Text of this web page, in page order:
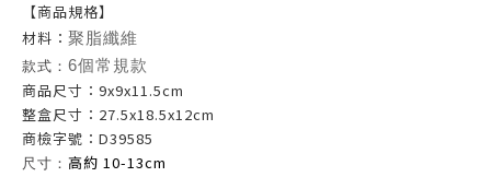
【商品規格】
材料： 聚脂纖維
款式： 6個常規款
商品尺寸：9x9x11.5cm
整盒尺寸：27.5x18.5x12cm
商檢字號：D39585
尺寸： 高約 10-13cm